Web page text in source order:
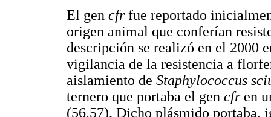
El gen cfrfue reportado
origen animal que conferían
descripción se realizó en el 2000
vigilancia de la resistencia a
aislamiento de Staphylococcus
ternero que portaba el gen cfr en
(56,57). Dicho plásmido portaba,